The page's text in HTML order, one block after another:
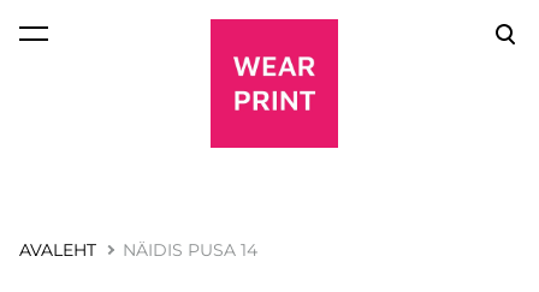
lisati ostukorvi.
AVALEHT NÄIDIS PUSA 14